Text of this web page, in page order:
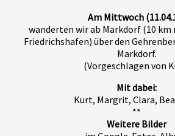
Am Mittwoch
wanderten wir ab Markdorf (10
Friedrichshafen) über den
Markdorf.
(Vorgeschlagen von
Mit dabei:
Kurt, Margrit, Clara,
**
Weitere Bilder